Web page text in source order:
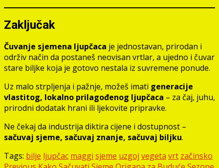
Zaključak
Čuvanje sjemena ljupčaca je jednostavan, prirodan i
održiv način da postaneš neovisan vrtlar, a ujedno i čuvar
stare biljke koja je gotovo nestala iz suvremene ponude.
Uz malo strpljenja i pažnje, možeš imati generacije
vlastitog, lokalno prilagođenog ljupčaca – za čaj, juhu,
prirodni dodatak hrani ili ljekovite pripravke.
Ne čekaj da industrija diktira cijene i dostupnost –
sačuvaj sjeme, sačuvaj znanje, sačuvaj biljku.
Tags: bilje ljupčac maggi sjeme uzgoj vegeta vrt začinsko